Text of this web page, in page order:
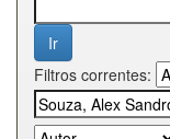
Filtros correntes: